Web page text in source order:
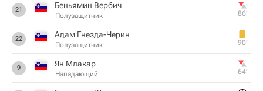
21 Беньямин Вербич
Полузащитник 86‎’‎
22 Адам Гнезда-Черин
Полузащитник 90‎’‎
9 Ян Млакар
Нападающий 64‎’‎